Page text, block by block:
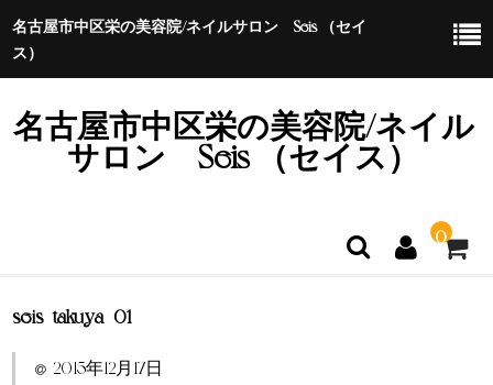
名古屋市中区栄の美容院/ネイルサロン Seis （セイ
ス）
名古屋市中区栄の美容院/ネイル
サロン Seis （セイス）
0
ホーム
特定商取引法に基づく表示
seis_takuya_01
2015年12月17日